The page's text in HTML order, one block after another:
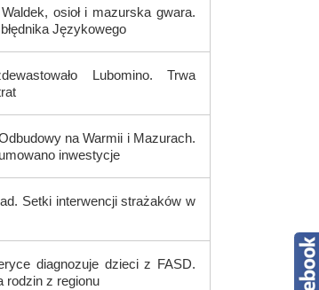
osioł i mazurska gwara.
Językowego
Lubomino. Trwa
na Warmii i Mazurach.
inwestycje
Setki interwencji strażaków w
diagnozuje dzieci z FASD.
rodzin z regionu